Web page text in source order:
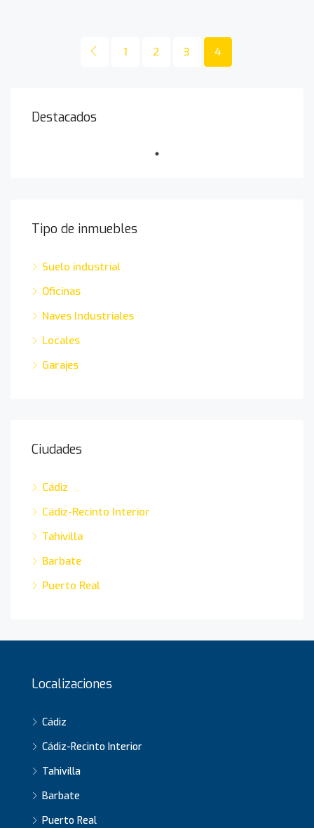
1 2 3 4
Destacados
Tipo de inmuebles
Suelo industrial
Oficinas
Naves Industriales
Locales
Garajes
Ciudades
Cádiz
Cádiz-Recinto Interior
Tahivilla
Barbate
Puerto Real
Localizaciones
Cádiz
Cádiz-Recinto Interior
Tahivilla
Barbate
Puerto Real